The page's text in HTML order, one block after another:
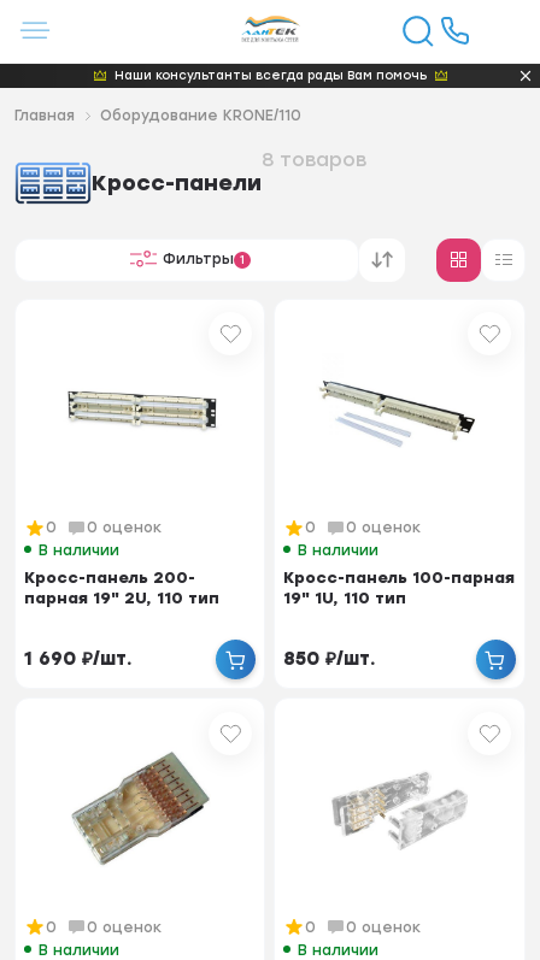
Наши консультанты всегда рады Вам помочь
Главная Оборудование KRONE/110
Кросс-панели
8 товаров
Фильтры 1
0
0 оценок
В наличии
Кросс-панель 200-
парная 19" 2U, 110 тип
1 690 ₽/шт.
0
0 оценок
В наличии
Кросс-панель 100-парная
19" 1U, 110 тип
850 ₽/шт.
0
0 оценок
В наличии
0
0 оценок
В наличии